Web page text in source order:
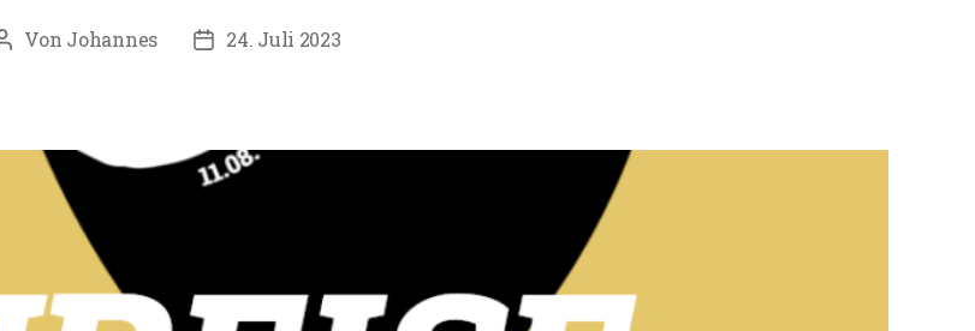
Beitragsautor
Von Johannes Veröffentlichungsdatum
24. Juli 2023